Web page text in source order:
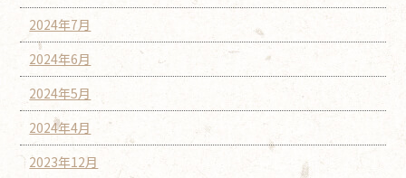
2024年7月
2024年6月
2024年5月
2024年4月
2023年12月